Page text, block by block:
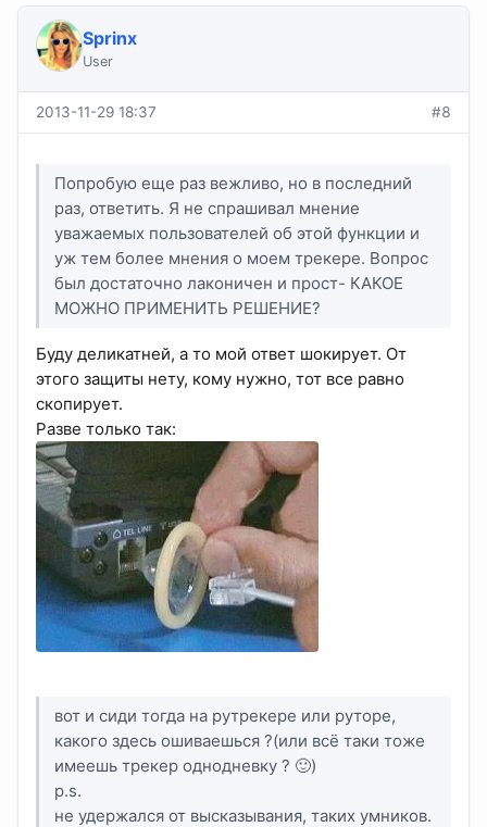
Sprinx
User
2013-11-29 18:37 #8
Попробую еще раз вежливо, но в последний
раз, ответить. Я не спрашивал мнение
уважаемых пользователей об этой функции и
уж тем более мнения о моем трекере. Вопрос
был достаточно лаконичен и прост- КАКОЕ
МОЖНО ПРИМЕНИТЬ РЕШЕНИЕ?
Буду деликатней, а то мой ответ шокирует. От
этого защиты нету, кому нужно, тот все равно
скопирует.
Разве только так:
вот и сиди тогда на рутрекере или руторе,
какого здесь ошиваешься ?(или всё таки тоже
имеешь трекер однодневку ? 🙂)
p.s.
не удержался от высказывания, таких умников.